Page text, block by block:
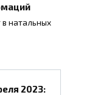
натальных
2023: